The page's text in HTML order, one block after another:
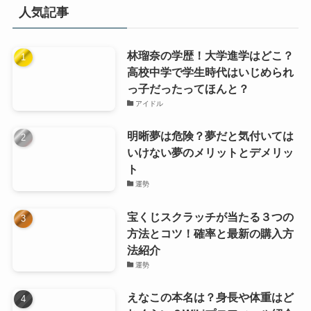
ー
人気記事
林瑠奈の学歴！大学進学はどこ？
高校中学で学生時代はいじめられ
っ子だったってほんと？
アイドル
明晰夢は危険？夢だと気付いては
いけない夢のメリットとデメリッ
ト
運勢
宝くじスクラッチが当たる３つの
方法とコツ！確率と最新の購入方
法紹介
運勢
えなこの本名は？身長や体重はど